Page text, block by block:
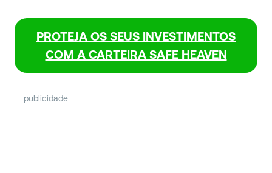
PROTEJA OS SEUS INVESTIMENTOS
COM A CARTEIRA SAFE HEAVEN
publicidade